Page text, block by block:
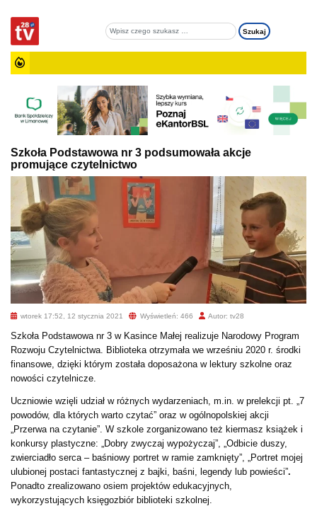
Szkoła Podstawowa nr 3 podsumowała akcje
promujące czytelnictwo
wtorek 17:52, 12 stycznia 2021 Wyświetleń: 466 Autor: tv28
Szkoła Podstawowa nr 3 w Kasince Małej realizuje Narodowy Program
Rozwoju Czytelnictwa. Biblioteka otrzymała we wrześniu 2020 r. środki
finansowe, dzięki którym została doposażona w lektury szkolne oraz
nowości czytelnicze.
Uczniowie wzięli udział w różnych wydarzeniach, m.in. w prelekcji pt. „7
powodów, dla których warto czytać” oraz w ogólnopolskiej akcji
„Przerwa na czytanie”. W szkole zorganizowano też kiermasz książek i
konkursy plastyczne: „Dobry zwyczaj wypożyczaj”, „Odbicie duszy,
zwierciadło serca – baśniowy portret w ramie zamknięty”, „Portret mojej
ulubionej postaci fantastycznej z bajki, baśni, legendy lub powieści”.
Ponadto zrealizowano osiem projektów edukacyjnych,
wykorzystujących księgozbiór biblioteki szkolnej.